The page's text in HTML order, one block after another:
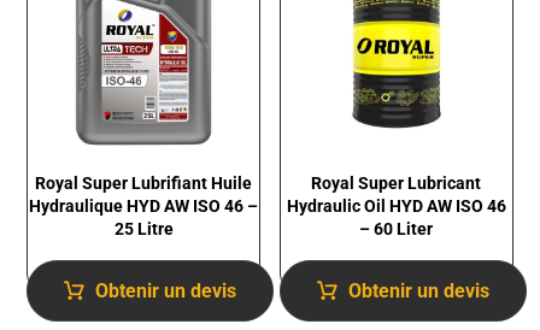
Royal Super Lubrifiant Huile
Hydraulique HYD AW ISO 46 –
25 Litre
Obtenir un devis
Royal Super Lubricant
Hydraulic Oil HYD AW ISO 46
– 60 Liter
Obtenir un devis